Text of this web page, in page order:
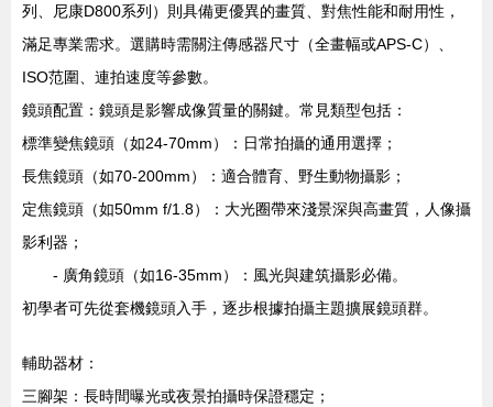
列、尼康D800系列）則具備更優異的畫質、對焦性能和耐用性，
滿足專業需求。選購時需關注傳感器尺寸（全畫幅或APS-C）、
ISO范圍、連拍速度等參數。
鏡頭配置：鏡頭是影響成像質量的關鍵。常見類型包括：
標準變焦鏡頭（如24-70mm）：日常拍攝的通用選擇；
長焦鏡頭（如70-200mm）：適合體育、野生動物攝影；
定焦鏡頭（如50mm f/1.8）：大光圈帶來淺景深與高畫質，人像攝
影利器；
- 廣角鏡頭（如16-35mm）：風光與建筑攝影必備。
初學者可先從套機鏡頭入手，逐步根據拍攝主題擴展鏡頭群。
輔助器材：
三腳架：長時間曝光或夜景拍攝時保證穩定；